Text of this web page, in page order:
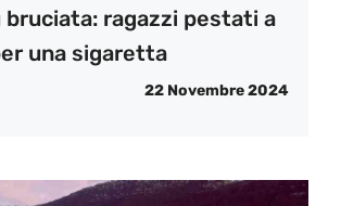
bruciata: ragazzi pestati a
una sigaretta
22 Novembre 2024